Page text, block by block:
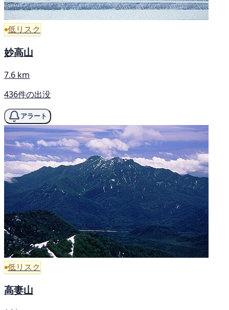
低リスク
妙高山
7.6 km
436件の出没
アラート
低リスク
高妻山